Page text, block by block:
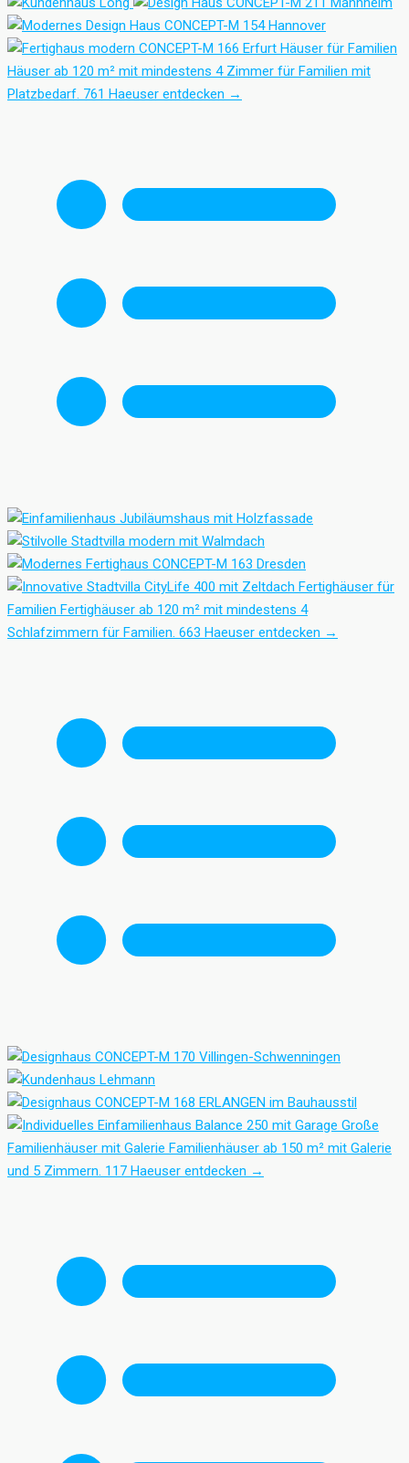
Häuser für Familien
Häuser ab 120 m² mit mindestens 4 Zimmer für Familien mit
Platzbedarf. 761 Haeuser entdecken →
Fertighäuser für
Familien Fertighäuser ab 120 m² mit mindestens 4
Schlafzimmern für Familien. 663 Haeuser entdecken →
Große
Familienhäuser mit Galerie Familienhäuser ab 150 m² mit Galerie
und 5 Zimmern. 117 Haeuser entdecken →